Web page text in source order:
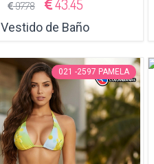
97.78 43.45
Vestido de Baño
021 -2597 PAMELA